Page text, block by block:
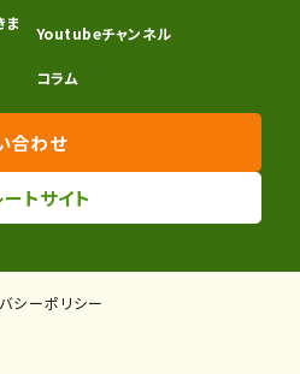
ま
Youtubeチャンネル
コラム
合わせ
トサイト
シーポリシー